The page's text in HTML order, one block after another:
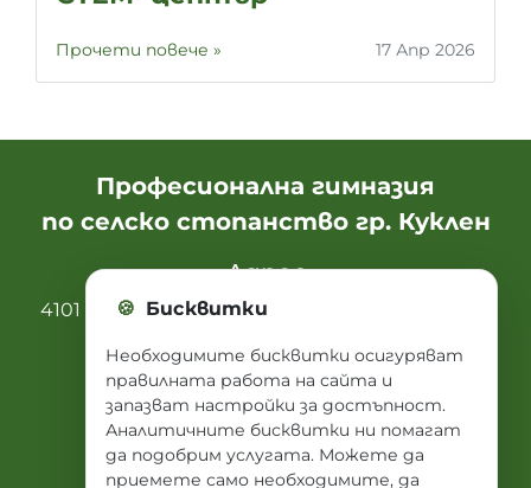
Прочети повече » 17 Апр 2026
Професионална гимназия
по селско стопанство гр. Куклен
Адрес
4101 Куклен, ул. “ Александър Стамболийски“
Бързи линкове
🍪 Бисквитки
Необходимите бисквитки осигуряват
правилната работа на сайта и
запазват настройки за достъпност.
Аналитичните бисквитки ни помагат
да подобрим услугата. Можете да
приемете само необходимите, да